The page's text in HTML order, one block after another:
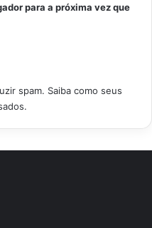
para a próxima vez que
spam. Saiba como seus
.